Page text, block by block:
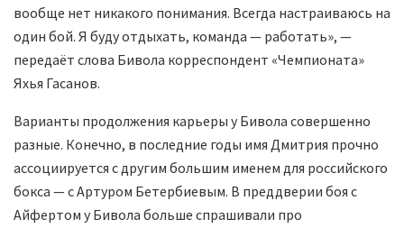
вообще нет никакого понимания. Всегда настраиваюсь на
один бой. Я буду отдыхать, команда — работать», —
передаёт слова Бивола корреспондент «Чемпионата»
Яхья Гасанов.
Варианты продолжения карьеры у Бивола совершенно
разные. Конечно, в последние годы имя Дмитрия прочно
ассоциируется с другим большим именем для российского
бокса — с Артуром Бетербиевым. В преддверии боя с
Айфертом у Бивола больше спрашивали про